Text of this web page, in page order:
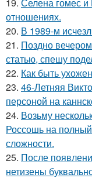
отношениях.
20. В 1989-м
21. Поздно
статью, спешу
22. Как быть
23. 46-Летняя
персоной на
24. Возьму
Россошь на
сложности.
25. После
нетизены